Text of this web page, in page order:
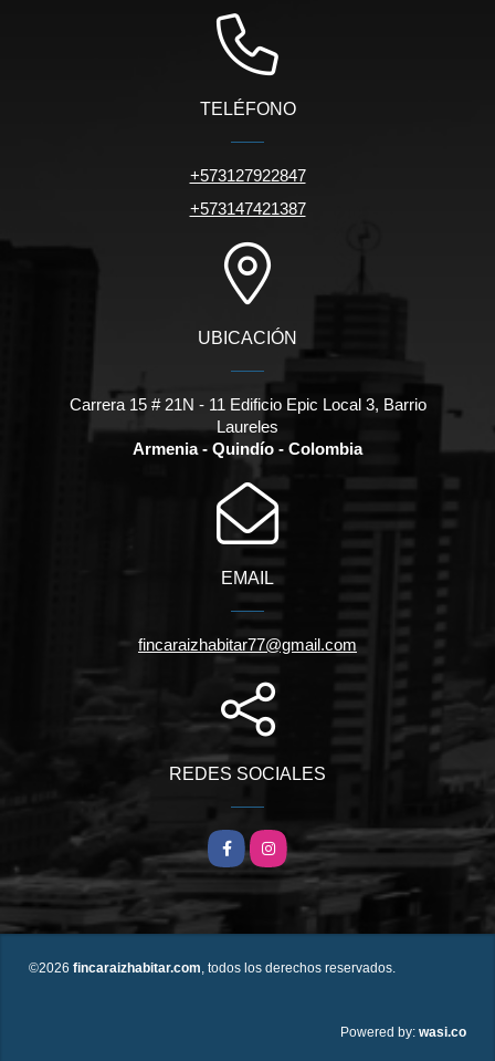
TELÉFONO
+573127922847
+573147421387
UBICACIÓN
Carrera 15 # 21N - 11 Edificio Epic Local 3, Barrio
Laureles
Armenia - Quindío - Colombia
EMAIL
fincaraizhabitar77@gmail.com
REDES SOCIALES
FacebookInstagram
©2026 fincaraizhabitar.com, todos los derechos reservados.
Powered by: wasi.co